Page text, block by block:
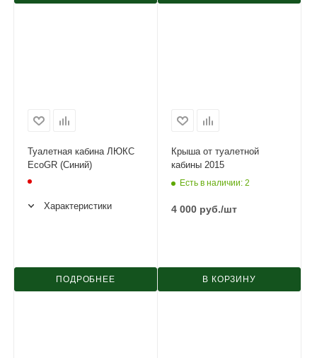
Туалетная кабина ЛЮКС
EcoGR (Синий)
Характеристики
ПОДРОБНЕЕ
Крыша от туалетной
кабины 2015
Есть в наличии: 2
4 000 руб./шт
В КОРЗИНУ